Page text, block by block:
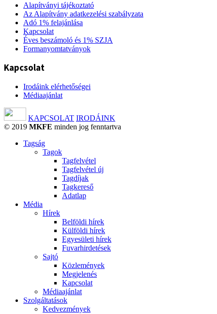
Alapítványi tájékoztató
Az Alapítvány adatkezelési szabályzata
Adó 1% felajánlása
Kapcsolat
Éves beszámoló és 1% SZJA
Formanyomtatványok
Kapcsolat
Irodáink elérhetőségei
Médiaajánlat
KAPCSOLAT IRODÁINK
© 2019 MKFE minden jog fenntartva
Tagság
Tagok
Tagfelvétel
Tagfelvétel új
Tagdíjak
Tagkereső
Adatlap
Média
Hírek
Belföldi hírek
Külföldi hírek
Egyesületi hírek
Fuvarhirdetések
Sajtó
Közlemények
Megjelenés
Kapcsolat
Médiaajánlat
Szolgáltatások
Kedvezmények